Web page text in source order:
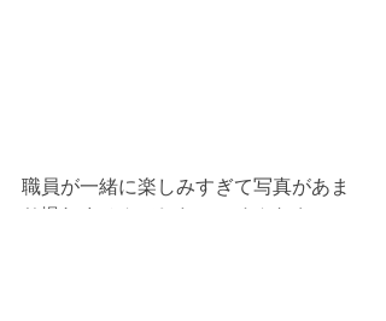
職員が一緒に楽しみすぎて写真があま
り撮れませんでした。ごめんなさい！